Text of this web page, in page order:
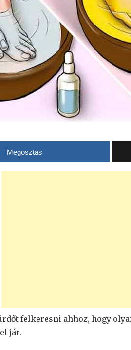
Megosztás
felkeresni ahhoz, hogy
jár.